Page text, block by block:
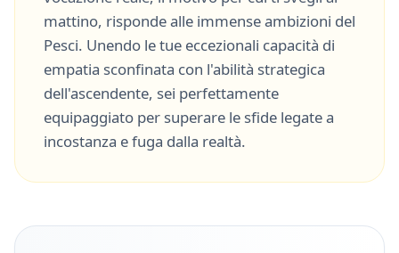
mattino, risponde alle immense ambizioni del
Pesci. Unendo le tue eccezionali capacità di
empatia sconfinata con l'abilità strategica
dell'ascendente, sei perfettamente
equipaggiato per superare le sfide legate a
incostanza efuga dalla realtà.